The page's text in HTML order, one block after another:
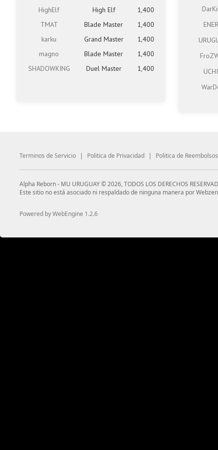
HighElf
High Elf
1,400
TMAT
Blade Master
1,400
karku
Grand Master
1,400
magno
Blade Master
1,400
SHADOWKING
Duel Master 1,400
Terminos de Servicio | Politica de Privacidad | Politica de Reembolsos
Alpha Reborn - MU URUGUAY © 2026, TODOS LOS DERECHOS
Este sitio no está asociado ni respaldado de ninguna manera por
Powered by WebEngine 1.2.6